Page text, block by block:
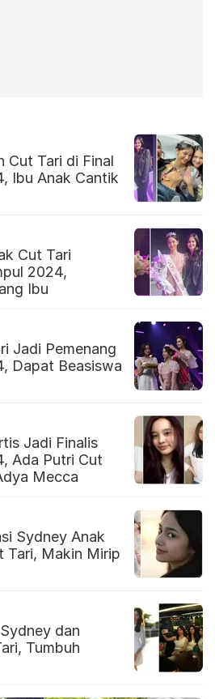
Cut Tari di Final
Ibu Anak Cantik
Cut Tari
2024,
Ibu
Jadi Pemenang
Dapat Beasiswa
Jadi Finalis
Ada Putri Cut
Mecca
Sydney Anak
Tari, Makin Mirip
dan
Tumbuh